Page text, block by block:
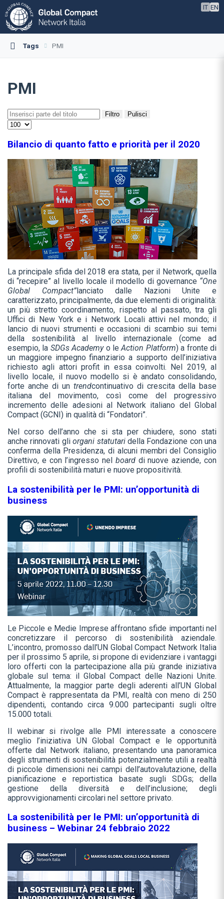
IT EN
Tags PMI
PMI
Filtro Pulisci
Bilancio di quanto fatto e priorità per il 2020
La principale sfida del 2018 era stata, per il Network, quella
di “recepire” al livello locale il modello di governance “One
Global Compact”lanciato dalle Nazioni Unite e
caratterizzato, principalmente, da due elementi di originalità:
un più stretto coordinamento, rispetto al passato, tra gli
Uffici di New York e i Network Locali attivi nel mondo; il
lancio di nuovi strumenti e occasioni di scambio sui temi
della sostenibilità al livello internazionale (come ad
esempio, la SDGs Academyo leAction Platform) a fronte di
un maggiore impegno finanziario a supporto dell’iniziativa
richiesto agli attori profit in essa coinvolti. Nel 2019, al
livello locale, il nuovo modello si è andato consolidando,
forte anche di un trendcontinuativo di crescita della base
italiana del movimento, così come del progressivo
incremento delle adesioni al Network italiano del Global
Compact (GCNI) in qualità di “Fondatori”.
Nel corso dell’anno che si sta per chiudere, sono stati
anche rinnovati gliorgani statutaridella Fondazione con una
conferma della Presidenza, di alcuni membri del Consiglio
Direttivo, e con l’ingresso nel boarddi nuove aziende, con
profili di sostenibilità maturi e nuove propositività.
La sostenibilità per le PMI: un’opportunità di
business
Le Piccole e Medie Imprese affrontano sfide importanti nel
concretizzare il percorso di sostenibilità aziendale.
L’incontro, promosso dall’UN Global Compact Network Italia
per il prossimo 5 aprile, si propone di evidenziare i vantaggi
loro offerti con la partecipazione alla più grande iniziativa
globale sul tema: il Global Compact delle Nazioni Unite.
Attualmente, la maggior parte degli aderenti all’UN Global
Compact è rappresentata da PMI, realtà con meno di 250
dipendenti, contando circa 9.000 partecipanti sugli oltre
15.000 totali.
Il webinar si rivolge alle PMI interessate a conoscere
meglio l’iniziativa UN Global Compact e le opportunità
offerte dal Network italiano, presentando una panoramica
degli strumenti di sostenibilità potenzialmente utili a realtà
di piccole dimensioni nei campi dell’autovalutazione, della
pianificazione e reportistica basate sugli SDGs; della
gestione della diversità e dell’inclusione; degli
approvvigionamenti circolari nel settore privato.
La sostenibilità per le PMI: un’opportunità di
business – Webinar 24 febbraio 2022